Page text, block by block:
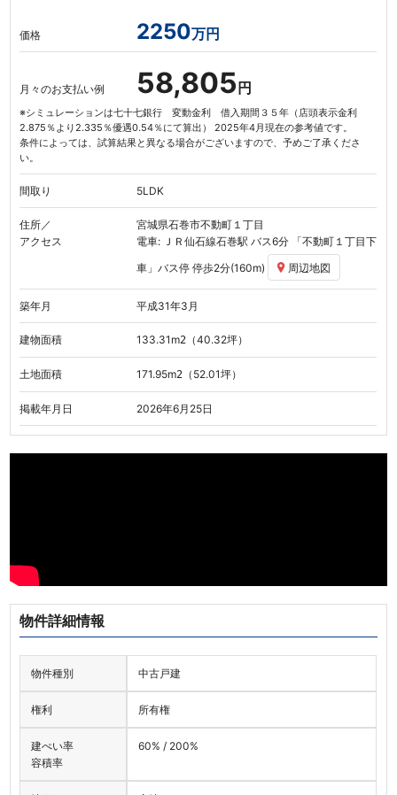
価格 2250万円
月々のお支払い例 58,805 円
※シミュレーションは七十七銀行 変動金利 借入期間３５年（店頭表示金利
2.875％より2.335％優遇0.54％にて算出） 2025年4月現在の参考値です。
条件によっては、試算結果と異なる場合がございますので、予めご了承くださ
い。
間取り 5LDK
住所／
アクセス
宮城県石巻市不動町１丁目
電車: ＪＲ仙石線石巻駅 バス6分
「不動町１丁目下
車」バス停 停歩2分(160m) 周辺地図
築年月 平成31年3月
建物面積 133.31 m2 （40.32坪）
土地面積 171.95m2 （52.01坪）
掲載年月日 2026年6月25日
物件詳細情報
物件種別 中古戸建
権利 所有権
建ぺい率
容積率
60% / 200%